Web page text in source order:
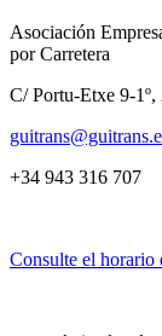
Asociación
por Carretera
C/ Portu-Etxe 9-1º,
+34 943 316 707
Consulte el horario